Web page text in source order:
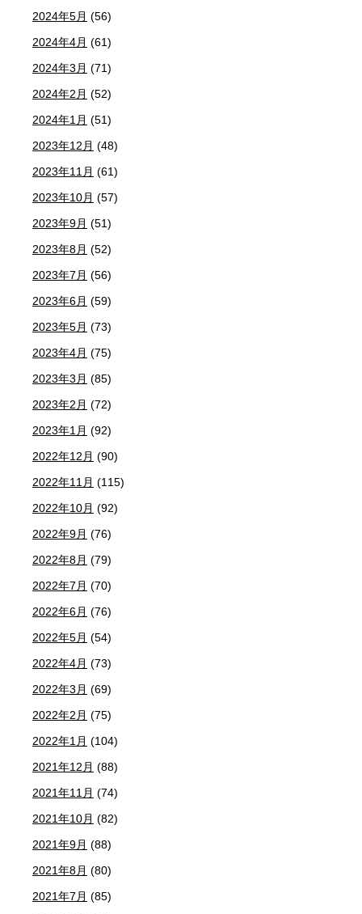
2024年5月 (56)
2024年4月 (61)
2024年3月 (71)
2024年2月 (52)
2024年1月 (51)
2023年12月 (48)
2023年11月 (61)
2023年10月 (57)
2023年9月 (51)
2023年8月 (52)
2023年7月 (56)
2023年6月 (59)
2023年5月 (73)
2023年4月 (75)
2023年3月 (85)
2023年2月 (72)
2023年1月 (92)
2022年12月 (90)
2022年11月 (115)
2022年10月 (92)
2022年9月 (76)
2022年8月 (79)
2022年7月 (70)
2022年6月 (76)
2022年5月 (54)
2022年4月 (73)
2022年3月 (69)
2022年2月 (75)
2022年1月 (104)
2021年12月 (88)
2021年11月 (74)
2021年10月 (82)
2021年9月 (88)
2021年8月 (80)
2021年7月 (85)